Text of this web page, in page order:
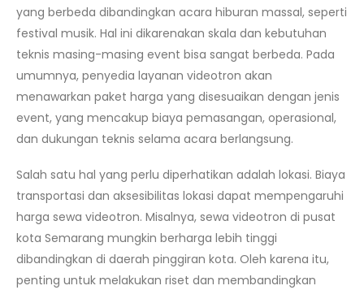
yang berbeda dibandingkan acara hiburan massal, seperti
festival musik. Hal ini dikarenakan skala dan kebutuhan
teknis masing-masing event bisa sangat berbeda. Pada
umumnya, penyedia layanan videotron akan
menawarkan paket harga yang disesuaikan dengan jenis
event, yang mencakup biaya pemasangan, operasional,
dan dukungan teknis selama acara berlangsung.
Salah satu hal yang perlu diperhatikan adalah lokasi. Biaya
transportasi dan aksesibilitas lokasi dapat mempengaruhi
harga sewa videotron. Misalnya, sewa videotron di pusat
kota Semarang mungkin berharga lebih tinggi
dibandingkan di daerah pinggiran kota. Oleh karena itu,
penting untuk melakukan riset dan membandingkan